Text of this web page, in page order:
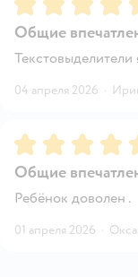
Общие
Текстовыделители
04 апреля 2026 ·
Рейтинг:5
Общие
Ребёнок доволен .
01 апреля 2026 ·